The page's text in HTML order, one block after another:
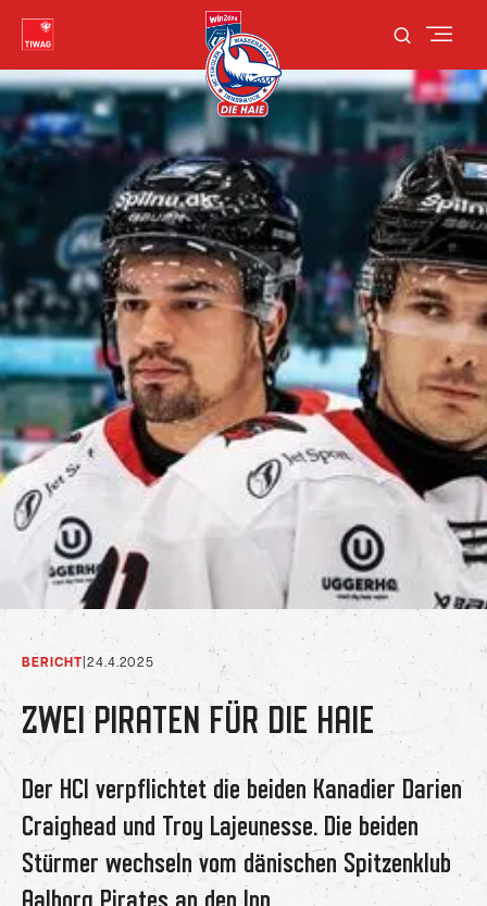
BERICHT 24.4.2025
ZWEI PIRATEN FÜR DIE HAIE
Der HCI verpflichtet die beiden Kanadier Darien
Craighead und Troy Lajeunesse. Die beiden
Stürmer wechseln vom dänischen Spitzenklub